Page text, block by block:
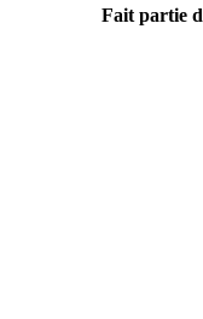
Fait partie